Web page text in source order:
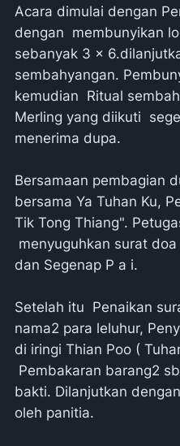
Acara dimulai dengan
dengan membunyikan
sebanyak 3 x
sembahyangan.
kemudian Ritual
Merling yang diikuti
menerima dupa.
Bersamaan pembagian
bersama Ya Tuhan Ku,
Tik Tong Thiang".
menyuguhkan surat
dan Segenap P a i.
Setelah itu Penaikan
nama2 para leluhur,
di iringi Thian Poo (
Pembakaran barang2
bakti. Dilanjutkan
oleh panitia.